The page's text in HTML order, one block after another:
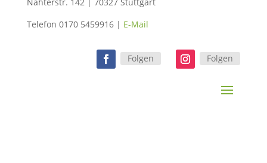
Telefon 0170 5459916 | E-Mail
Folgen Folgen